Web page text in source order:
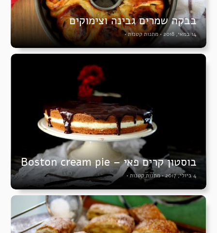
בבקה שמרים גבינה וצימוקים
14 במאי, 2018 •מתנות קטנות•
בוסטון קרים פאי – Boston cream pie
4 ביולי, 2017 •מתנות קטנות •